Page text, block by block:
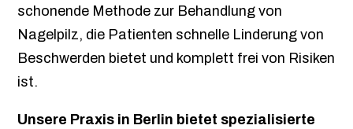
schonende Methode zur Behandlung von
Nagelpilz, die Patienten schnelle Linderung von
Beschwerden bietet und komplett frei von Risiken
ist.
Unsere Praxis in Berlin bietet spezialisierte